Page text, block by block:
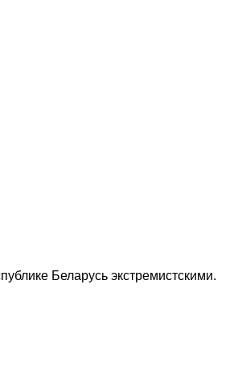
Беларусь экстремистскими.